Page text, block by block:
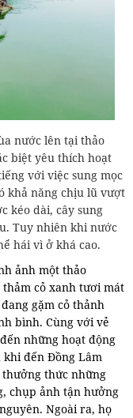
nước lên tại thảo
biệt yêu thích hoạt
với việc sung mọc
khả năng chịu lũ vượt
kéo dài, cây sung
Tuy nhiên khi nước
hái vì ở khá cao.
ảnh một thảo
cỏ xanh tươi mát
gặm cỏ thảnh
bình. Cùng với vẻ
những hoạt động
khi đến Đồng Lâm
thức những
chụp ảnh tận hưởng
Ngoài ra, họ